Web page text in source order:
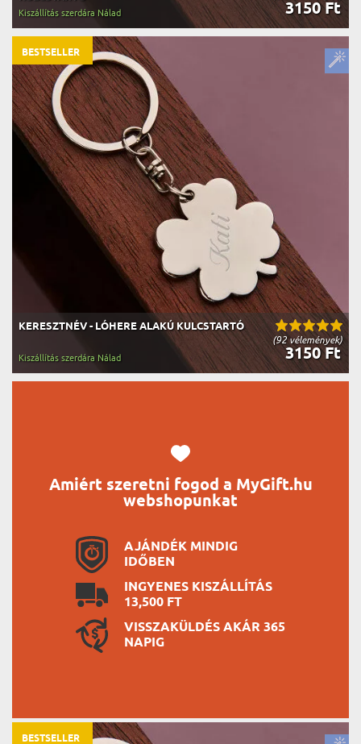
3150 Ft
Kiszállítás szerdára Nálad
(92 vélemények)
KERESZTNÉV - LÓHERE ALAKÚ KULCSTARTÓ
3150 Ft
Kiszállítás szerdára Nálad
BESTSELLER
Amiért szeretni fogod a MyGift.hu
webshopunkat
AJÁNDÉK MINDIG
IDŐBEN
INGYENES KISZÁLLÍTÁS
13,500 FT
VISSZAKÜLDÉS AKÁR 365
NAPIG
BESTSELLER